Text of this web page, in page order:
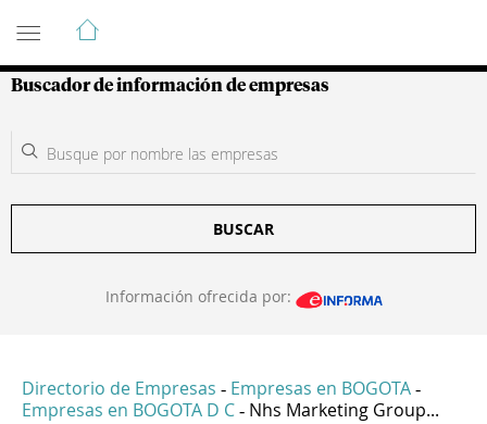
Guía de Empresas Colombianas
Buscador de información de empresas
BUSCAR
Información ofrecida por:
Directorio de Empresas - Empresas en BOGOTA -
Empresas en BOGOTA D C - Nhs Marketing Group...